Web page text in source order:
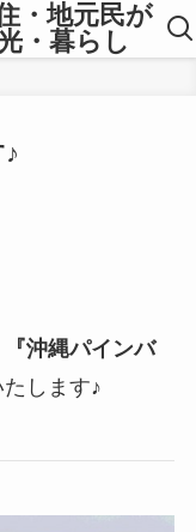
・地元民が
・暮らし
『沖縄パインバ
します♪